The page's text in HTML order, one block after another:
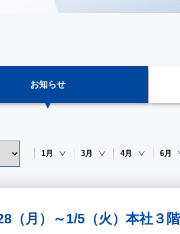
お知らせ
1月 3月 4月 6月
（月）～1/5（火）本社３